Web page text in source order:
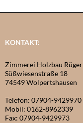
KONTAKT:
Zimmerei Holzbau Rüger
Süßwiesenstraße 18
74549 Wolpertshausen
Telefon: 07904-9429970
Mobil: 0162-8962339
Fax: 07904-9429973